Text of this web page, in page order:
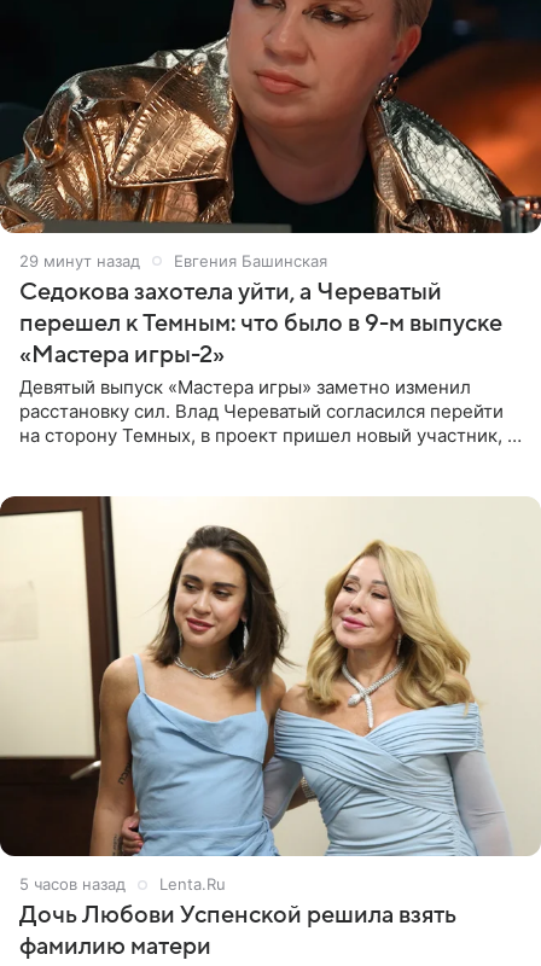
29 минут назад Евгения Башинская
Седокова захотела уйти, а Череватый
перешел к Темным: что было в 9-м выпуске
«Мастера игры-2»
Девятый выпуск «Мастера игры» заметно изменил
расстановку сил. Влад Череватый согласился перейти
на сторону Темных, в проект пришел новый участник, а
5 часов назад Lenta.Ru
Дочь Любови Успенской решила взять
фамилию матери